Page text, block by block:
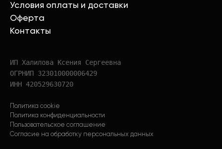
Условия оплаты и доставки
Оферта
Контакты
ИП Халилова Ксения Сергеевна
ОГРНИП 323010000006429
ИНН 420529630720
Политика cookie
Политика конфиденциальности
Пользовательское соглашение
Согласие на обработку персональных данных